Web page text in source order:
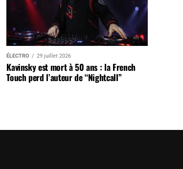
ÉLECTRO 29 juillet 2026
Kavinsky est mort à 50 ans : la French
Touch perd l’auteur de “Nightcall”